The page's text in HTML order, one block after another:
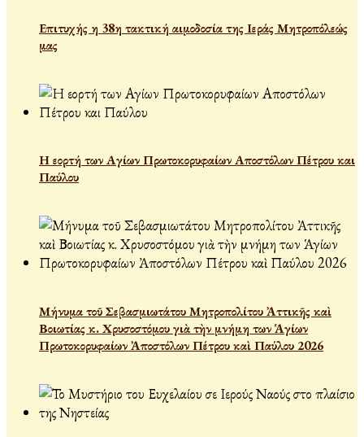
Επιτυχής η 38η τακτική αιμοδοσία της Ιεράς Μητροπόλεώς
μας
Η εορτή των Αγίων Πρωτοκορυφαίων Αποστόλων Πέτρου και
Παύλου
Μήνυμα τοῦ Σεβασμιωτάτου Μητροπολίτου Ἀττικῆς καὶ
Βοιωτίας κ. Χρυσοστόμου γιὰ τὴν μνήμη των Ἁγίων
Πρωτοκορυφαίων Ἀποστόλων Πέτρου καὶ Παύλου 2026